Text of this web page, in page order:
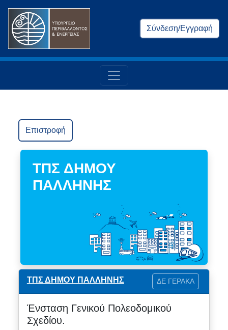
Σύνδεση/Εγγραφή
Επιστροφή
ΤΠΣ ΔΗΜΟΥ
ΠΑΛΛΗΝΗΣ
ΤΠΣ ΔΗΜΟΥ ΠΑΛΛΗΝΗΣ ΔΕ ΓΕΡΑΚΑ
Ένσταση Γενικού Πολεοδομικού
Σχεδίου.